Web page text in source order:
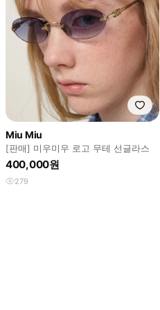
Miu Miu
[판매] 미우미우 로고 무테 선글라스
400,000원
279